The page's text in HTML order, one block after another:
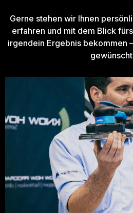
Gerne stehen wir Ihnen
erfahren und mit dem Blick
irgendein Ergebnis bekommen